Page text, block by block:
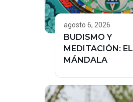
agosto 6, 2026
BUDISMO Y
MEDITACIÓN: EL
MÁNDALA